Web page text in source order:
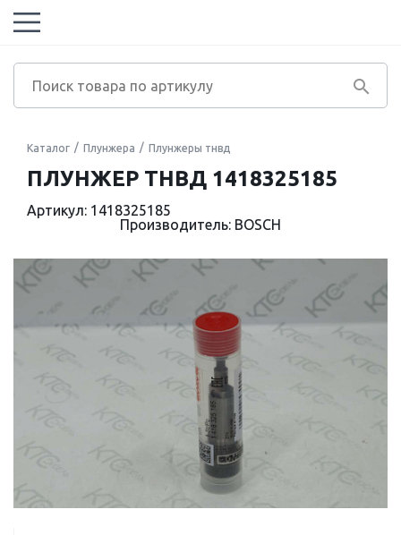
Каталог Плунжера Плунжеры тнвд
ПЛУНЖЕР ТНВД 1418325185
Артикул: 1418325185
Производитель: BOSCH